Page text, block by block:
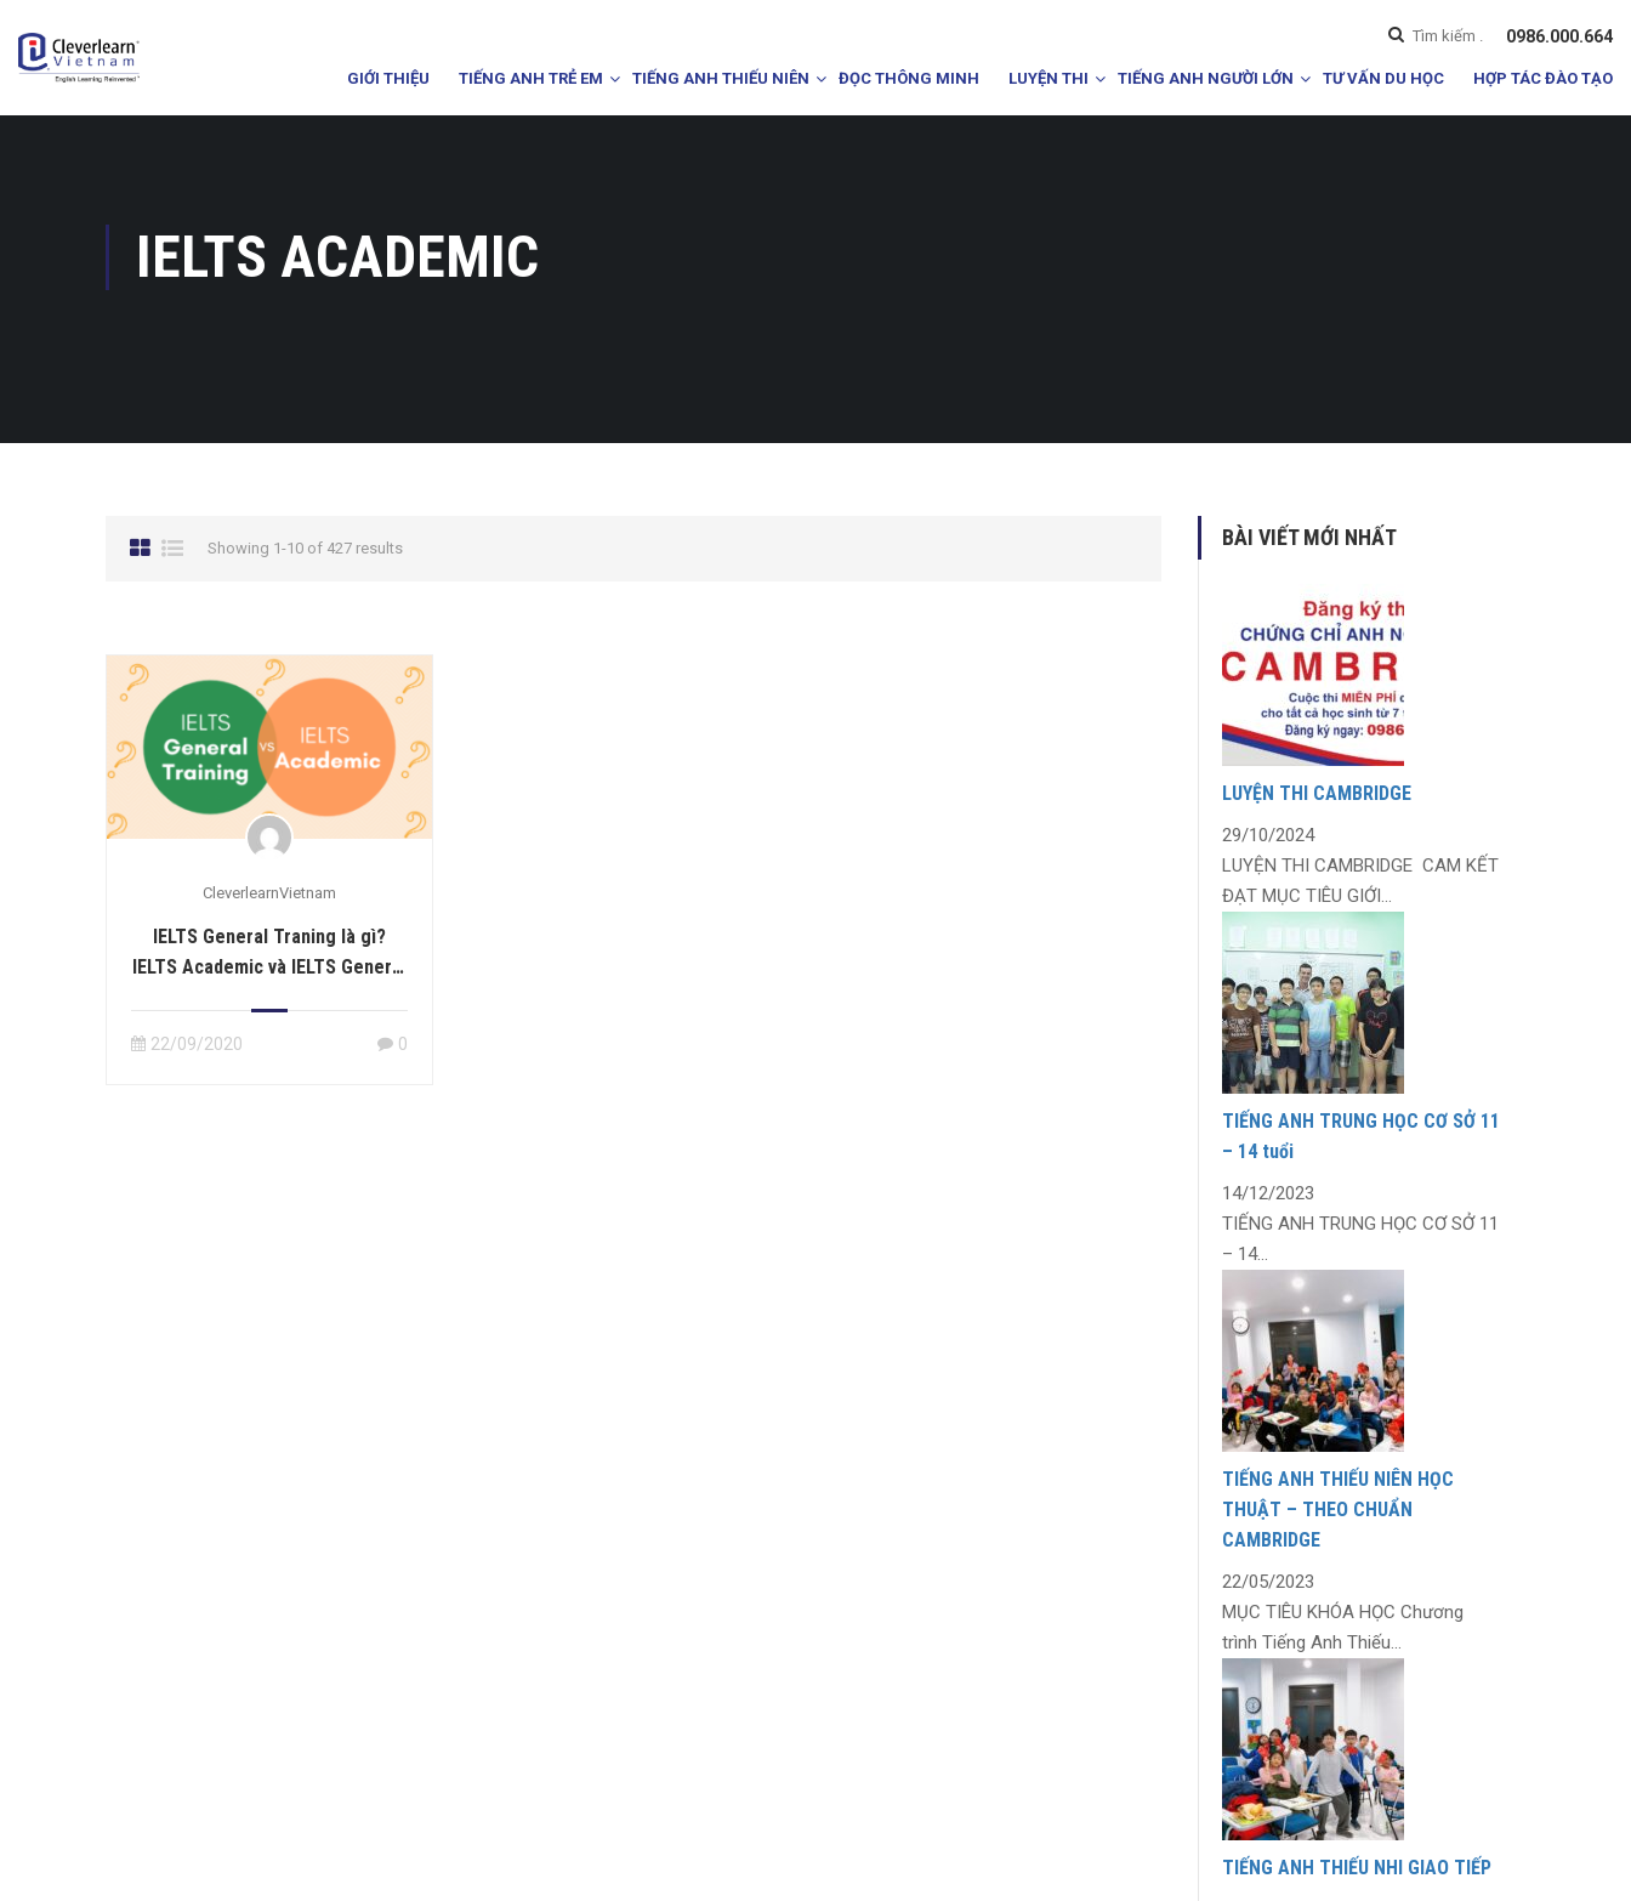
0986.000.664
GIỚI THIỆU TIẾNG ANH TRẺ EM TIẾNG ANH THIẾU NIÊN ĐỌC THÔNG MINH LUYỆN THI TIẾNG ANH NGƯỜI LỚN TƯ VẤN DU HỌC HỢP TÁC ĐÀO TẠO
IELTS ACADEMIC
Showing 1-10 of 427 results
CleverlearnVietnam
IELTS General Traning là gì?
IELTS Academic và IELTS General
22/09/2020 0
BÀI VIẾT MỚI NHẤT
LUYỆN THI CAMBRIDGE
29/10/2024
LUYỆN THI CAMBRIDGE CAM KẾT
ĐẠT MỤC TIÊU GIỚI...
TIẾNG ANH TRUNG HỌC CƠ SỞ 11
– 14 tuổi
14/12/2023
TIẾNG ANH TRUNG HỌC CƠ SỞ 11
– 14...
TIẾNG ANH THIẾU NIÊN HỌC
THUẬT – THEO CHUẨN
CAMBRIDGE
22/05/2023
MỤC TIÊU KHÓA HỌC Chương
trình Tiếng Anh Thiếu...
TIẾNG ANH THIẾU NHI GIAO TIẾP